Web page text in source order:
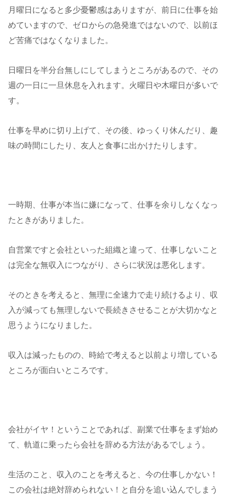
月曜日になると多少憂鬱感はありますが、前日に仕事を始
めていますので、ゼロからの急発進ではないので、以前ほ
ど苦痛ではなくなりました。
日曜日を半分台無しにしてしまうところがあるので、その
週の一日に一旦休息を入れます。火曜日や木曜日が多いで
す。
仕事を早めに切り上げて、その後、ゆっくり休んだり、趣
味の時間にしたり、友人と食事に出かけたりします。
一時期、仕事が本当に嫌になって、仕事を余りしなくなっ
たときがありました。
自営業ですと会社といった組織と違って、仕事しないこと
は完全な無収入につながり、さらに状況は悪化します。
そのときを考えると、無理に全速力で走り続けるより、収
入が減っても無理しないで長続きさせることが大切かなと
思うようになりました。
収入は減ったものの、時給で考えると以前より増している
ところが面白いところです。
会社がイヤ！ということであれば、副業で仕事をまず始め
て、軌道に乗ったら会社を辞める方法があるでしょう。
生活のこと、収入のことを考えると、今の仕事しかない！
この会社は絶対辞められない！と自分を追い込んでしまう